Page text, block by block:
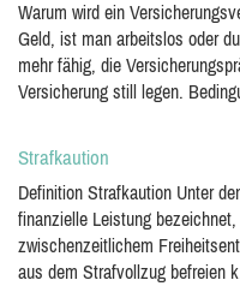
Warum wird ein
Geld, ist man arbeitslos oder
mehr fähig, die
Versicherung still legen.
Strafkaution
Definition Strafkaution Unter
finanzielle Leistung
zwischenzeitlichem
aus dem Strafvollzug befreien